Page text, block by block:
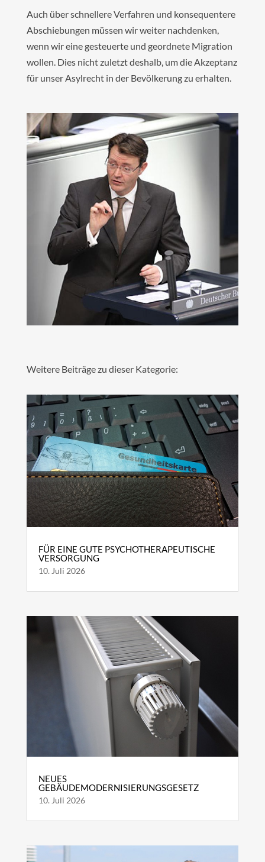
Auch über schnellere Verfahren und konsequentere
Abschiebungen müssen wir weiter nachdenken,
wenn wir eine gesteuerte und geordnete Migration
wollen. Dies nicht zuletzt deshalb, um die Akzeptanz
für unser Asylrecht in der Bevölkerung zu erhalten.
Weitere Beiträge zu dieser Kategorie:
FÜR EINE GUTE PSYCHOTHERAPEUTISCHE
VERSORGUNG
10. Juli 2026
NEUES
GEBÄUDEMODERNISIERUNGSGESETZ
10. Juli 2026